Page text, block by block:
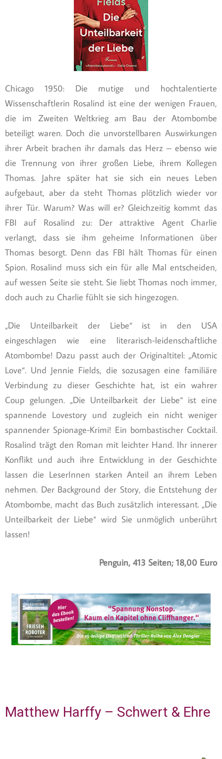
Chicago 1950: Die mutige und hochtalentierte
Wissenschaftlerin Rosalind ist eine der wenigen Frauen,
die im Zweiten Weltkrieg am Bau der Atombombe
beteiligt waren. Doch die unvorstellbaren Auswirkungen
ihrer Arbeit brachen ihr damals das Herz – ebenso wie
die Trennung von ihrer großen Liebe, ihrem Kollegen
Thomas. Jahre später hat sie sich ein neues Leben
aufgebaut, aber da steht Thomas plötzlich wieder vor
ihrer Tür. Warum? Was will er? Gleichzeitig kommt das
FBI auf Rosalind zu: Der attraktive Agent Charlie
verlangt, dass sie ihm geheime Informationen über
Thomas besorgt. Denn das FBI hält Thomas für einen
Spion. Rosalind muss sich ein für alle Mal entscheiden,
auf wessen Seite sie steht. Sie liebt Thomas noch immer,
doch auch zu Charlie fühlt sie sich hingezogen.
„Die Unteilbarkeit der Liebe“ ist in den USA
eingeschlagen wie eine literarisch-leidenschaftliche
Atombombe! Dazu passt auch der Originaltitel: „Atomic
Love“. Und Jennie Fields, die sozusagen eine familiäre
Verbindung zu dieser Geschichte hat, ist ein wahrer
Coup gelungen. „Die Unteilbarkeit der Liebe“ ist eine
spannende Lovestory und zugleich ein nicht weniger
spannender Spionage-Krimi! Ein bombastischer Cocktail.
Rosalind trägt den Roman mit leichter Hand. Ihr innerer
Konflikt und auch ihre Entwicklung in der Geschichte
lassen die LeserInnen starken Anteil an ihrem Leben
nehmen. Der Background der Story, die Entstehung der
Atombombe, macht das Buch zusätzlich interessant. „Die
Unteilbarkeit der Liebe“ wird Sie unmöglich unberührt
lassen!
Penguin, 413 Seiten; 18,00 Euro
Matthew Harffy – Schwert & Ehre